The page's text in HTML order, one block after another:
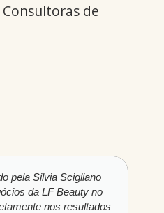
Consultoras de
pela Silvia Scigliano
da LF Beauty no
nos resultados